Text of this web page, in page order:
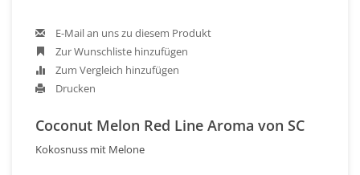
E-Mail an uns zu diesem Produkt
Zur Wunschliste hinzufügen
Zum Vergleich hinzufügen
Drucken
Coconut Melon Red Line Aroma von SC
Kokosnuss mit Melone